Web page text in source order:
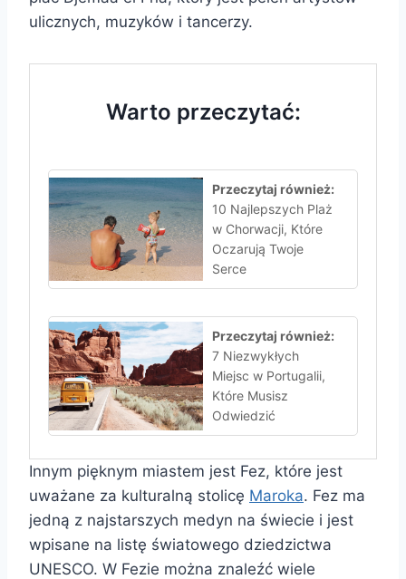
ulicznych, muzyków i tancerzy.
Warto przeczytać:
Przeczytaj również:
10 Najlepszych Plaż
w Chorwacji, Które
Oczarują Twoje
Serce
Przeczytaj również:
7 Niezwykłych
Miejsc w Portugalii,
Które Musisz
Odwiedzić
Innym pięknym miastem jest Fez, które jest
uważane za kulturalną stolicę Maroka. Fez ma
jedną z najstarszych medyn na świecie i jest
wpisane na listę światowego dziedzictwa
UNESCO. W Fezie można znaleźć wiele